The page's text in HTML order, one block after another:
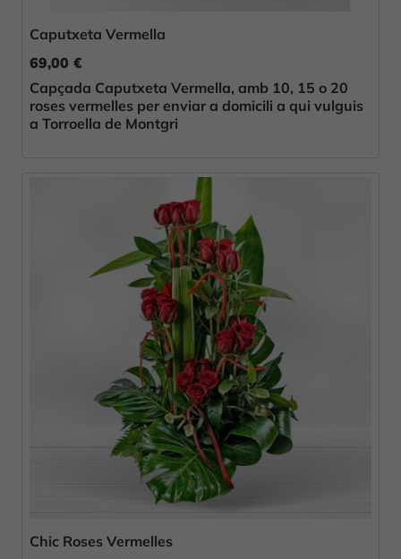
Caputxeta Vermella
69,00 €
Capçada Caputxeta Vermella, amb 10, 15 o 20
roses vermelles per enviar a domicili a qui vulguis
a Torroella de Montgri
Chic Roses Vermelles